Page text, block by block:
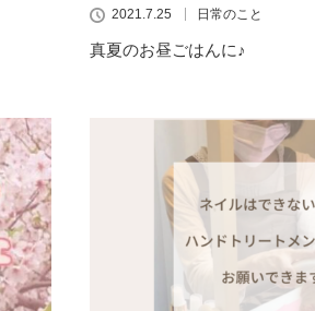
2021.7.25 日常のこと
真夏のお昼ごはんに♪